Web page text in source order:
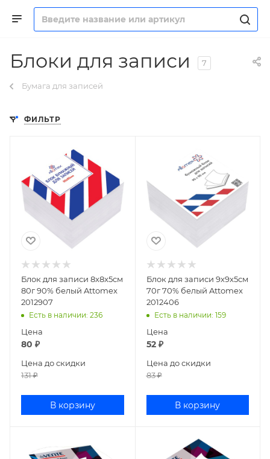
Блоки для записи 7
Бумага для записей
ФИЛЬТР
Блок для записи 8x8x5см
80г 90% белый Attomex
2012907
Есть в наличии: 236
Цена
80 ₽
Цена до скидки
131₽
В корзину
Блок для записи 9х9х5см
70г 70% белый Attomex
2012406
Есть в наличии: 159
Цена
52₽
Цена до скидки
83₽
В корзину